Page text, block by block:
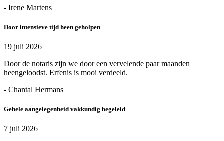
- Irene Martens
Door intensieve tijd heen geholpen
19 juli 2026
Door de notaris zijn we door een vervelende paar maanden
heengeloodst. Erfenis is mooi verdeeld.
- Chantal Hermans
Gehele aangelegenheid vakkundig begeleid
7 juli 2026